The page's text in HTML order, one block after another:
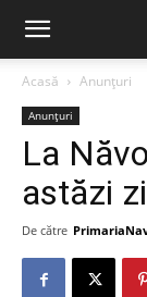
Acasă Anunțuri
Anunțuri
La
astăzi
De către